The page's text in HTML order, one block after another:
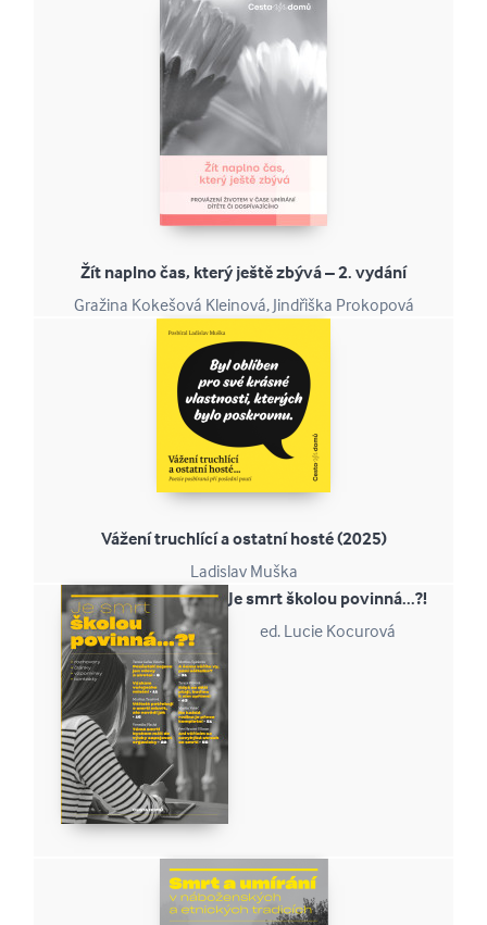
Žít naplno čas, který ještě zbývá – 2. vydání
Gražina Kokešová Kleinová, Jindřiška Prokopová
Vážení truchlící a ostatní hosté (2025)
Ladislav Muška
Je smrt školou povinná...?!
ed. Lucie Kocurová